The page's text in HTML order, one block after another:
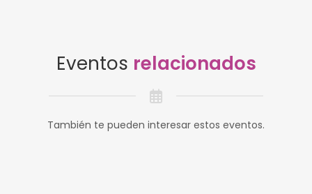
Eventos relacionados
También te pueden interesar estos eventos.